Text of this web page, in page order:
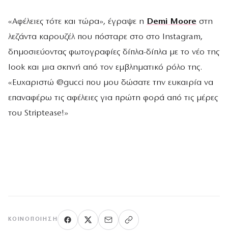
«Αφέλειες τότε και τώρα», έγραψε η Demi Moore στη
λεζάντα καρουζέλ που πόσταρε στο στο Instagram,
δημοσιεύοντας φωτογραφίες δίπλα-δίπλα με το νέο της
look και μια σκηνή από τον εμβληματικό ρόλο της.
«Ευχαριστώ @gucci που μου δώσατε την ευκαιρία να
επαναφέρω τις αφέλειες για πρώτη φορά από τις μέρες
του Striptease!»
ΚΟΙΝΟΠΟΊΗΣΗ